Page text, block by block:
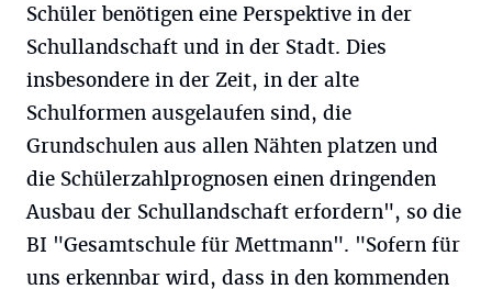
Schüler benötigen eine Perspektive in der
Schullandschaft und in der Stadt. Dies
insbesondere in der Zeit, in der alte
Schulformen ausgelaufen sind, die
Grundschulen aus allen Nähten platzen und
die Schülerzahlprognosen einen dringenden
Ausbau der Schullandschaft erfordern", so die
BI "Gesamtschule für Mettmann". "Sofern für
uns erkennbar wird, dass in den kommenden